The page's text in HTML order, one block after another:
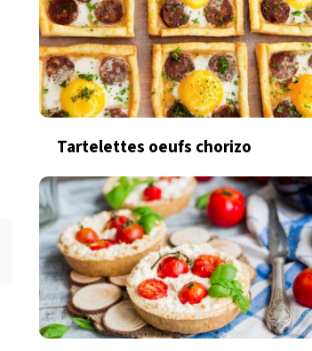
Tartelettes oeufs chorizo